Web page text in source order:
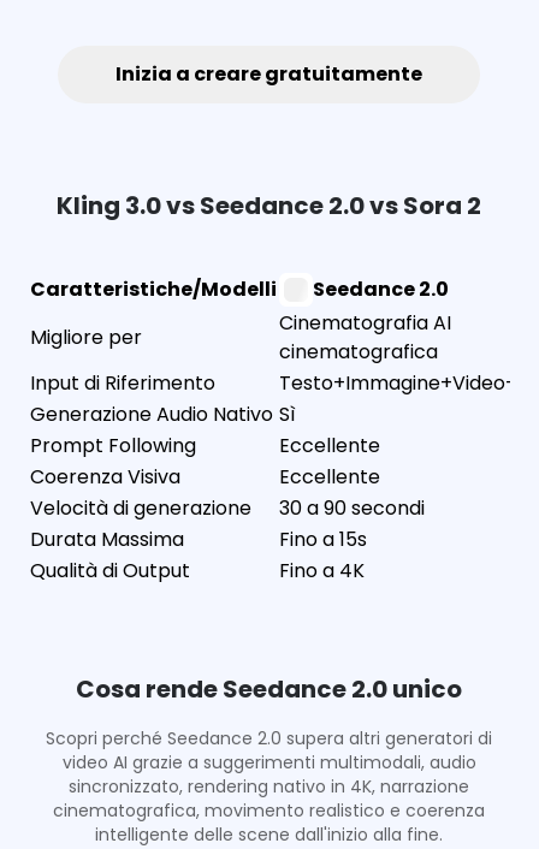
Inizia a creare gratuitamente
Kling 3.0 vs Seedance 2.0 vs Sora 2
Caratteristiche/Modelli
Seedance 2.0
Migliore per
Cinematografia AI
cinematografica
Input di Riferimento
Generazione Audio Nativo Sì
Prompt Following
Eccellente
Coerenza Visiva
Eccellente
Velocità di generazione
30 a 90 secondi
Durata Massima
Fino a 15s
Qualità di Output
Fino a 4K
Cosa rende Seedance 2.0 unico
Scopri perché Seedance 2.0 supera altri generatori di
video AI grazie a suggerimenti multimodali, audio
sincronizzato, rendering nativo in 4K, narrazione
cinematografica, movimento realistico e coerenza
intelligente delle scene dall'inizio alla fine.